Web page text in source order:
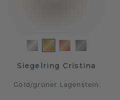
Siegelring Cristina
Gold/grüner Lagenstein